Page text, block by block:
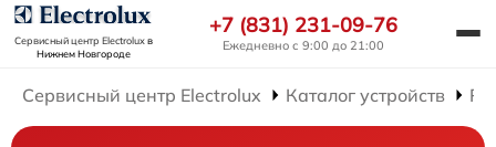
Сервисный центр Electroluxв
Нижнем Новгороде
+7 (831) 231-09-76
Ежедневно с 9:00 до 21:00
Сервисный центр Electrolux Каталог устройств